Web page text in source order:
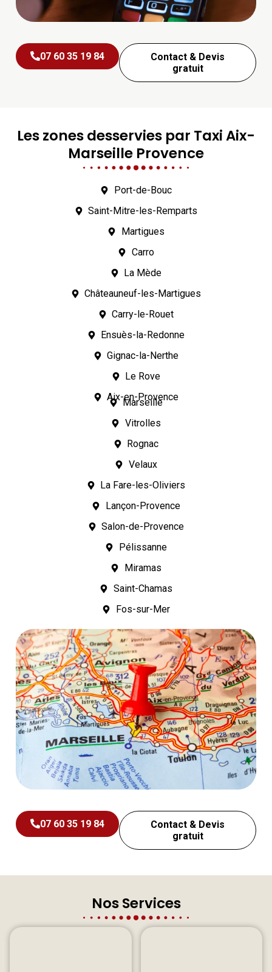
07 60 35 19 84
Contact & Devis
gratuit
Les zones desservies par Taxi Aix-
Marseille Provence
Marseille
Vitrolles
Rognac
Velaux
La Fare-les-Oliviers
Lançon-Provence
Salon-de-Provence
Pélissanne
Miramas
Saint-Chamas
Fos-sur-Mer
Port-de-Bouc
Saint-Mitre-les-Remparts
Martigues
Carro
La Mède
Châteauneuf-les-Martigues
Carry-le-Rouet
Ensuès-la-Redonne
Gignac-la-Nerthe
Le Rove
Aix-en-Provence
07 60 35 19 84
Contact & Devis
gratuit
Nos Services